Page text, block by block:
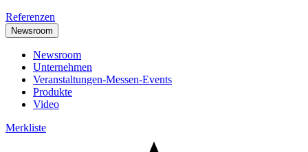
Referenzen
Newsroom
Newsroom
Unternehmen
Veranstaltungen-Messen-Events
Produkte
Video
Merkliste